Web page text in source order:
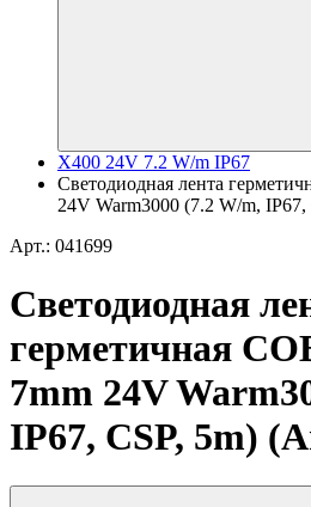
X400 24V 7.2 W/m IP67
Светодиодная лента
24V Warm3000 (7.2 W/m,
Арт.: 041699
Светодиодная
герметичная
7mm 24V
IP67, CSP, 5m)